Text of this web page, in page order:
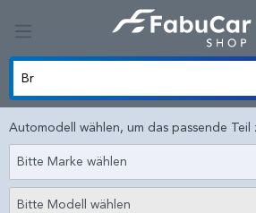
Automodell wählen, um das passende Teil
Bitte Marke wählen
Bitte Modell wählen